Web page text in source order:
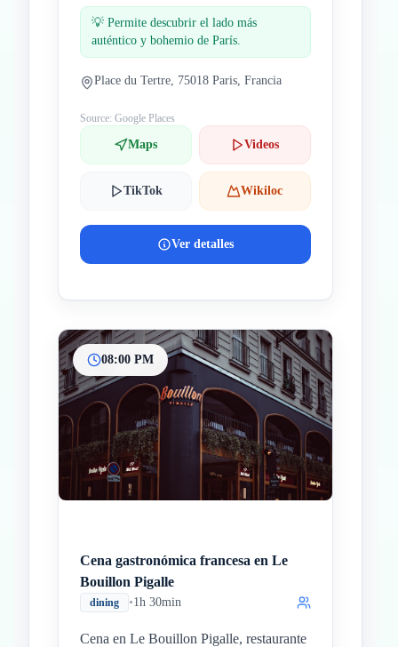
💡 Permite descubrir el lado más
auténtico y bohemio de París.
Place du Tertre, 75018 Paris, Francia
Source: Google Places
Maps Videos
TikTok Wikiloc
Ver detalles
08:00 PM
Cena gastronómica francesa en Le
Bouillon Pigalle
dining •1h 30min
Cena en Le Bouillon Pigalle, restaurante